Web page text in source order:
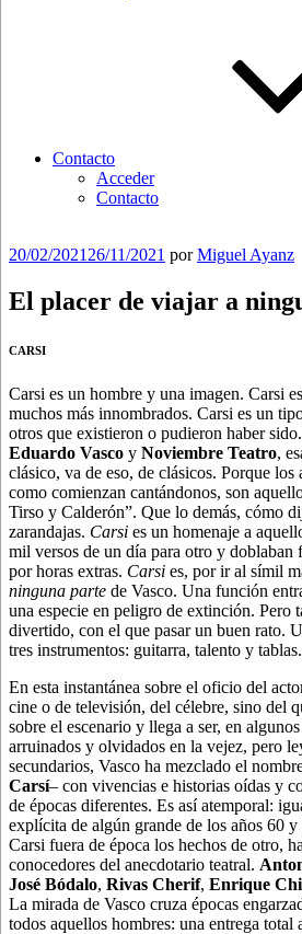
Contacto
Acceder
Contacto
Publicado
20/02/2021 26/11/2021 porMiguel Ayanz
El placer de viajar a
CARSI
Carsi es un hombre y una imagen. Carsi
muchos más innombrados. Carsi es un
otros que existieron o pudieron haber
Eduardo Vasco y Noviembre Teatro,
clásico, va de eso, de clásicos. Porque los
como comienzan cantándonos, son
Tirso y Calderón”. Que lo demás, cómo
zarandajas. Carsi es un homenaje a
mil versos de un día para otro y doblaban
por horas extras. Carsi es, por ir al símil
ninguna parte de Vasco. Una función
una especie en peligro de extinción. Pero
divertido, con el que pasar un buen rato.
tres instrumentos: guitarra, talento y tablas.
En esta instantánea sobre el oficio del
cine o de televisión, del célebre, sino del
sobre el escenario y llega a ser, en
arruinados y olvidados en la vejez, pero
secundarios, Vasco ha mezclado el
Carsí– con vivencias e historias oídas y
de épocas diferentes. Es así atemporal:
explícita de algún grande de los años 60
Carsi fuera de época los hechos de otro,
conocedores del anecdotario teatral.
José Bódalo, Rivas Cherif, Enrique
La mirada de Vasco cruza épocas
todos aquellos hombres: una entrega total